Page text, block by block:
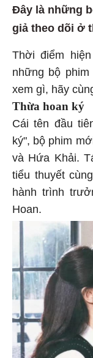
Đây là những
giả theo dõi ở
Thời điểm
những bộ
xem gì, hãy
Thừa hoan ký
Cái tên đầu
ký", bộ phim
và Hứa Khải.
tiểu thuyết
hành trình
Hoan.